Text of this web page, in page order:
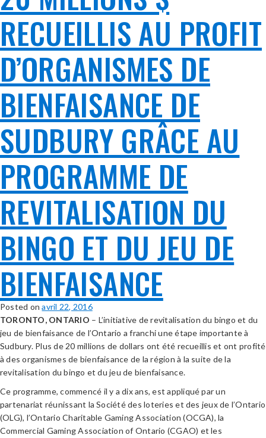
RECUEILLIS AU PROFIT
D’ORGANISMES DE
BIENFAISANCE DE
SUDBURY GRÂCE AU
PROGRAMME DE
REVITALISATION DU
BINGO ET DU JEU DE
BIENFAISANCE
Posted onavril 22, 2016
TORONTO, ONTARIO – L’initiative de revitalisation du bingo et du
jeu de bienfaisance de l’Ontario a franchi une étape importante à
Sudbury. Plus de 20 millions de dollars ont été recueillis et ont profité
à des organismes de bienfaisance de la région à la suite de la
revitalisation du bingo et du jeu de bienfaisance.
Ce programme, commencé il y a dix ans, est appliqué par un
partenariat réunissant la Société des loteries et des jeux de l’Ontario
(OLG), l’Ontario Charitable Gaming Association (OCGA), la
Commercial Gaming Association of Ontario (CGAO) et les